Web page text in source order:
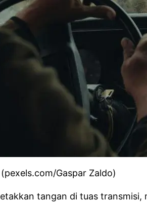
Gaspar Zaldo)
tangan di tuas